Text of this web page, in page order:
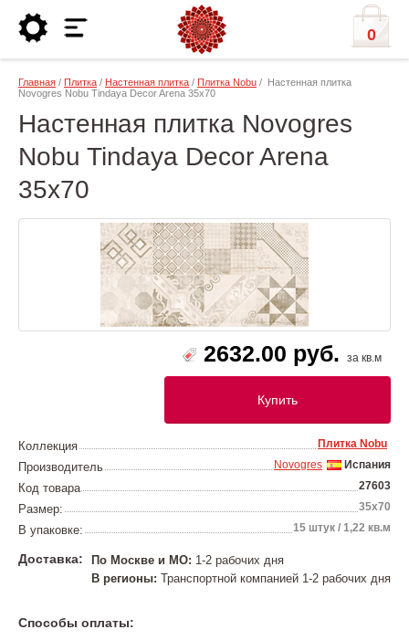
0
Главная / Плитка / Настенная плитка / Плитка Nobu / Настенная плитка
Novogres Nobu Tindaya Decor Arena 35х70
Настенная плитка Novogres
Nobu Tindaya Decor Arena
35х70
2632.00 руб. за кв.м
Купить
Коллекция Плитка Nobu
Производитель Испания
Novogres
Код товара 27603
Размер: 35х70
В упаковке: 15 штук / 1,22 кв.м
Доставка: По Москве и МО: 1-2 рабочих дня
В регионы: Транспортной компанией 1-2 рабочих дня
Способы оплаты: